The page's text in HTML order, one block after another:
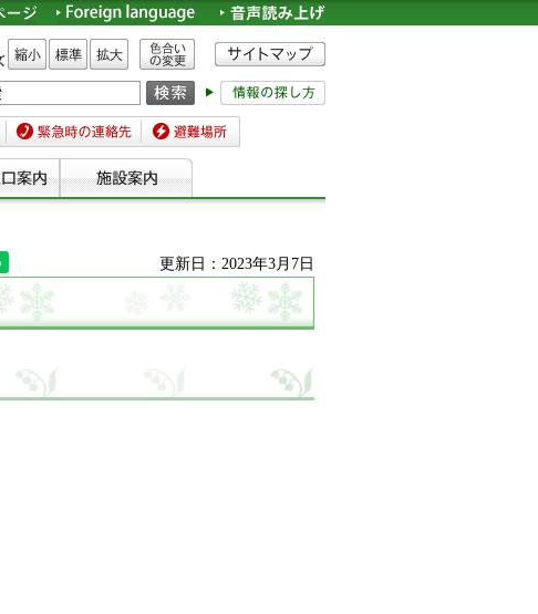
縮小 標準 拡大
色合いの変更
緊急時の連絡先 避難場所
更新日：2023年3月7日